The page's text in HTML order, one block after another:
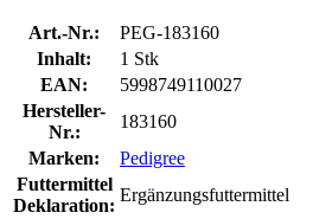
Art.-Nr.:
PEG-183160
Inhalt:
1 Stk
EAN:
5998749110027
Hersteller-
Nr.:
183160
Marken:
Pedigree
Futtermittel
Deklaration:
Ergänzungsfuttermittel